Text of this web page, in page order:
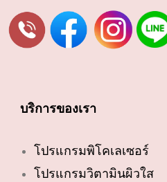
บริการของเรา
โปรแกรมพิโคเลเซอร์
โปรแกรมวิตามินผิวใส